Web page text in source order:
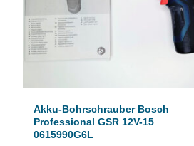
Akku-Bohrschrauber Bosch
Professional GSR 12V-15
0615990G6L